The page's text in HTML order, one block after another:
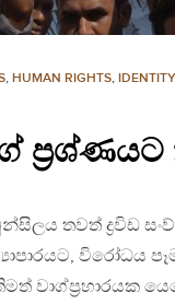
, HUMAN RIGHTS, IDENTITY
තවත් ද්‍රවිඩ
විරෝධය
වාග්ප්‍රහාරයක